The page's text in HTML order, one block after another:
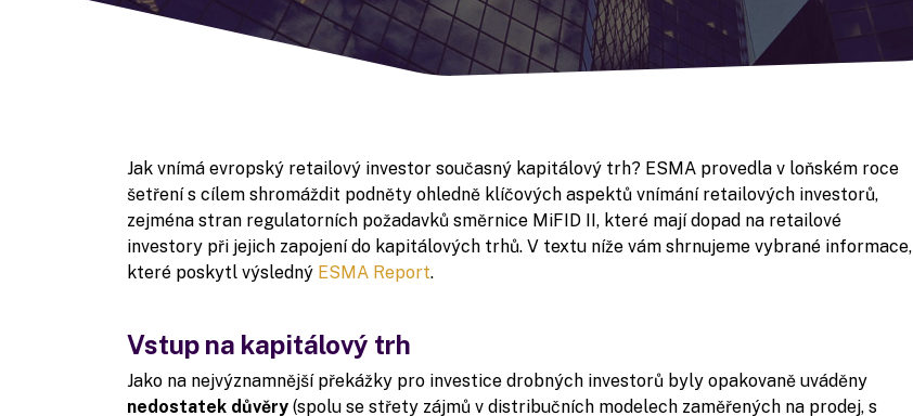
Jak vnímá evropský retailový investor současný kapitálový trh? ESMA provedla v loňském roce
šetření s cílem shromáždit podněty ohledně klíčových aspektů vnímání retailových investorů,
zejména stran regulatorních požadavků směrnice MiFID II, které mají dopad na retailové
investory při jejich zapojení do kapitálových trhů. V textu níže vám shrnujeme vybrané informace,
které poskytl výsledný ESMA Report.
Vstup na kapitálový trh
Jako na nejvýznamnější překážky pro investice drobných investorů byly opakovaně uváděny
nedostatek důvěry (spolu se střety zájmů v distribučních modelech zaměřených na prodej, s